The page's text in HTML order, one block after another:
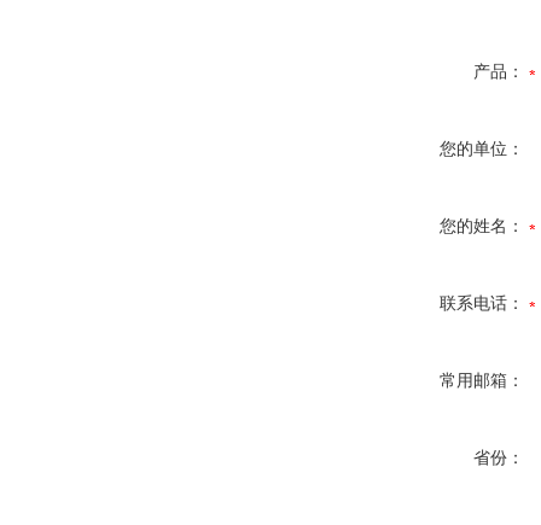
产品：
您的单位：
您的姓名：
联系电话：
常用邮箱：
省份：